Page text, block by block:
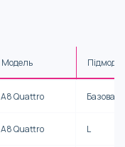
Модель
A8 Quattro Базова
A8 Quattro L